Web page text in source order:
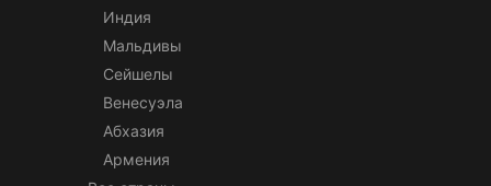
Индия
Мальдивы
Сейшелы
Венесуэла
Абхазия
Армения